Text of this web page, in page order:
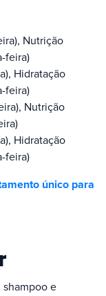
Nutrição
feira)
Hidratação
feira)
Nutrição
Hidratação
feira)
único para
shampoo e